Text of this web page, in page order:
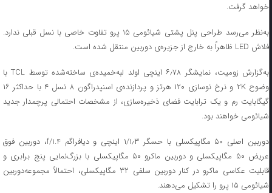
خواهد گرفت.
به‌نظر می‌رسد طراحی پنل پشتی شیائومی ۱۵ پرو تفاوت خاصی با نسل قبلی ندارد.
فلاش LED ظاهراً به خارج از جزیره‌ی دوربین منتقل شده است.
به‌گزارش زومیت، نمایشگر ۶٫۷۸ اینچی اولد لبه‌خمیده‌ی ساخته‌شده توسط TCL با
وضوح ۲K و نرخ نوسازی ۱۲۰ هرتز و پردازنده‌ی اسنپدراگون ۸ نسل ۴ با حداکثر ۱۶
گیگابایت رم و یک ترابایت فضای ذخیره‌سازی، از مشخصات احتمالی پرچمدار جدید
شیائومی خواهند بود.
دوربین اصلی ۵۰ مگاپیکسلی با حسگر ۱/۱٫۳ اینچی و دیافراگم f/1.4، دوربین فوق
عریض ۵۰ مگاپیکسلی و دوربین ماکرو ۵۰ مگاپیکسلی با بزرگ‌نمایی پنج برابری و
قابلیت عکاسی ماکرو در کنار دوربین سلفی ۳۲ مگاپیکسلی، احتمالاً مجموعه‌دوربین
شیائومی ۱۵ پرو را تشکیل می‌دهند.